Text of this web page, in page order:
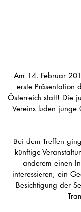
Am 14. Februar
erste Präsentation
Österreich statt! Die
Vereins luden
Bei dem Treffen
künftige
anderem einen
interessieren, ein
Besichtigung der